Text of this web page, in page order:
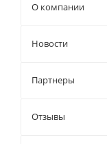
О компании
Новости
Партнеры
Отзывы